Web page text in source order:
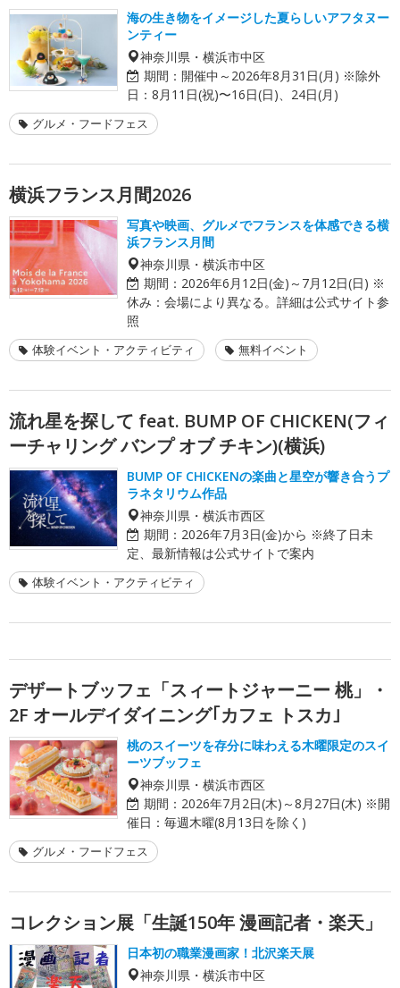
海の生き物をイメージした夏らしいアフタヌー
ンティー
神奈川県・横浜市中区
期間： 開催中～2026年8月31日(月) ※除外
日：8月11日(祝)〜16日(日)、24日(月)
グルメ・フードフェス
横浜フランス月間2026
写真や映画、グルメでフランスを体感できる横
浜フランス月間
神奈川県・横浜市中区
期間： 2026年6月12日(金)～7月12日(日) ※
休み：会場により異なる。詳細は公式サイト参
照
体験イベント・アクティビティ 無料イベント
流れ星を探して feat. BUMP OF CHICKEN(フィ
ーチャリング バンプ オブ チキン)(横浜)
BUMP OF CHICKENの楽曲と星空が響き合うプ
ラネタリウム作品
神奈川県・横浜市西区
期間： 2026年7月3日(金)から ※終了日未
定、最新情報は公式サイトで案内
体験イベント・アクティビティ
デザートブッフェ「スィートジャーニー 桃」・
2F オールデイダイニング｢カフェ トスカ｣
桃のスイーツを存分に味わえる木曜限定のスイ
ーツブッフェ
神奈川県・横浜市西区
期間： 2026年7月2日(木)～8月27日(木) ※開
催日：毎週木曜(8月13日を除く)
グルメ・フードフェス
コレクション展「生誕150年 漫画記者・楽天」
日本初の職業漫画家！北沢楽天展
神奈川県・横浜市中区